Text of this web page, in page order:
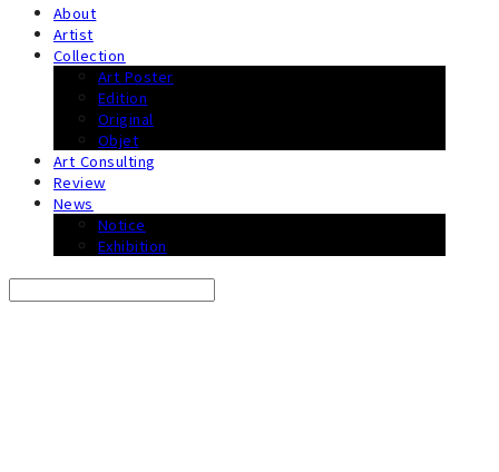
About
Artist
Collection
Art Poster
Edition
Original
Objet
Art Consulting
Review
News
Notice
Exhibition